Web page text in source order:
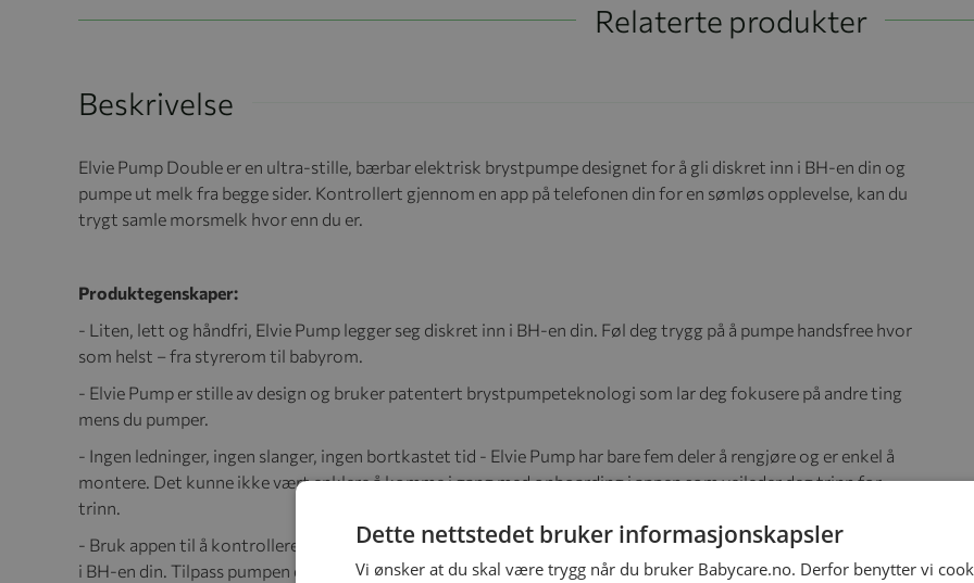
Beskrivelse
Elvie Pump Double er en ultra-stille, bærbar elektrisk brystpumpe designet for å gli diskret inn i BH-en din og
pumpe ut melk fra begge sider. Kontrollert gjennom en app på telefonen din for en sømløs opplevelse, kan du
trygt samle morsmelk hvor enn du er.
Produktegenskaper:
- Liten, lett og håndfri, Elvie Pump legger seg diskret inn i BH-en din. Føl deg trygg på å pumpe handsfree hvor
som helst – fra styrerom til babyrom.
- Elvie Pump er stille av design og bruker patentert brystpumpeteknologi som lar deg fokusere på andre ting
mens du pumper.
- Ingen ledninger, ingen slanger, ingen bortkastet tid - Elvie Pump har bare fem deler å rengjøre og er enkel å
montere. Det kunne ikke vært enklere å komme i gang med onboarding i appen som veileder deg trinn for
trinn.
- Bruk appen til å kontrollere pumpen, se melkevolum i sanntid og spore pumpehistorikk uten å strekke deg inn
i BH-en din. Tilpass pumpen din ved å velge standard intensitetsinnstillinger og kontrollere lysene.
Relaterte produkter
Dette nettstedet bruker informasjonskapsler
Vi ønsker at du skal være trygg når du bruker Babycare.no. Derfor benytter vi